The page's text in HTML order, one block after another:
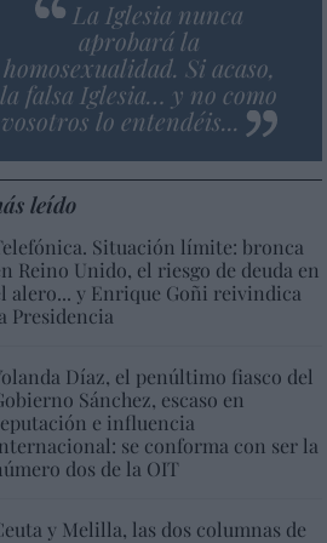
La Iglesia nunca
aprobará la
homosexualidad. Si acaso,
la falsa Iglesia… y no como
vosotros lo entendéis...
leído
Situación límite: bronca
Reino Unido, el riesgo de deuda en
alero... y Enrique Goñi reivindica
Presidencia
Díaz, el penúltimo fiasco del
Sánchez, escaso en
e influencia
se conforma con ser la
dos de la OIT
y Melilla, las dos columnas de